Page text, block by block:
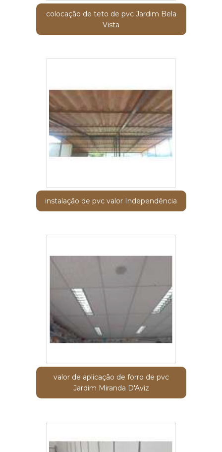
colocação de teto de pvc Jardim Bela
Vista
instalação de pvc valor Independência
valor de aplicação de forro de pvc
Jardim Miranda D'Aviz